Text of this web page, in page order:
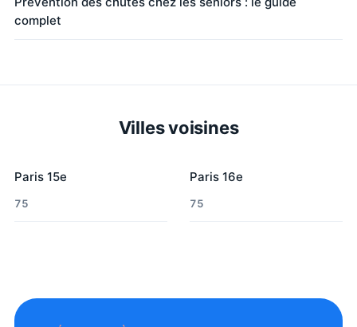
complet
Villes voisines
Paris 15e
75
Paris 16e
75